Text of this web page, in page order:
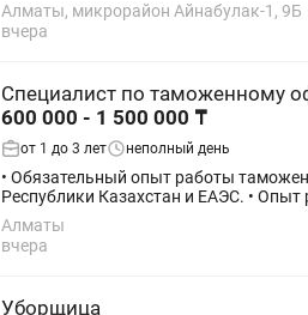
Алматы, микрорайон Айнабулак-1, 9Б
вчера
Специалист по таможенному
600 000 - 1 500 000 ₸
от 1 до 3 лет неполный день
• Обязательный опыт работы
Республики Казахстан и ЕАЭС. •
Алматы
вчера
Уборщица